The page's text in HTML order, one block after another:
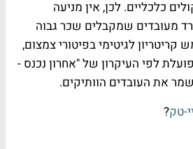
כלכליים. לכן, אין מניעה
מעובדים שמקבלים שכר גבוה
קריטריון לגיטימי בפיטורי צמצום,
לפי העיקרון של "אחרון נכנס -
את העובדים הוותיקים.
טק?